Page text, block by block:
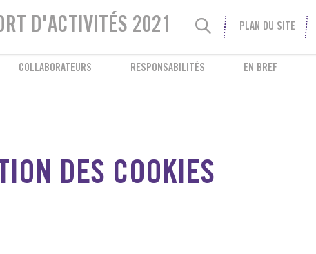
PLAN DU SITE
D'ACTIVITÉS 2021
et accompagnement
COLLABORATEURS RESPONSABILITÉS EN BREF
DES COOKIES